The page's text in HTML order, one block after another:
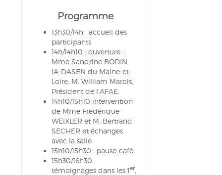
Programme
13h30/14h : accueil des
participants
14h/14h10 : ouverture :
Mme Sandrine BODIN,
IA-DASEN du Maine-et-
Loire, M. Wiliiam Marois,
Président de l’AFAE.
14h10/15h10 intervention
de Mme Frédérique
WEIXLER et M. Bertrand
SECHER et échanges
avec la salle
15h10/15h30 : pause-café
15h30/16h30 :
témoignages dans les 1er,